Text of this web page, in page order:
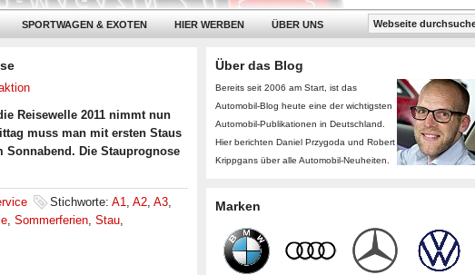
SPORTWAGEN & EXOTEN HIER WERBEN ÜBER UNS
Reisewelle 2011 nimmt nun
muss man mit ersten Staus
Sonnabend. Die Stauprognose
Stichworte: A1, A2, A3,
, Sommerferien, Stau,
Über das Blog
Bereits seit 2006 am Start, ist das
Automobil-Blog heute eine der wichtigsten
Automobil-Publikationen in Deutschland.
Hier berichten Daniel Przygoda und Robert
Krippgans über alle Automobil-Neuheiten.
Marken